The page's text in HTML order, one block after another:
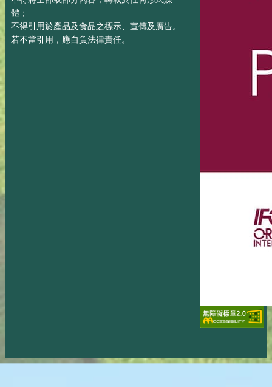
體；
不得引用於產品及食品之標示、宣傳及廣告。
若不當引用，應自負法律責任。